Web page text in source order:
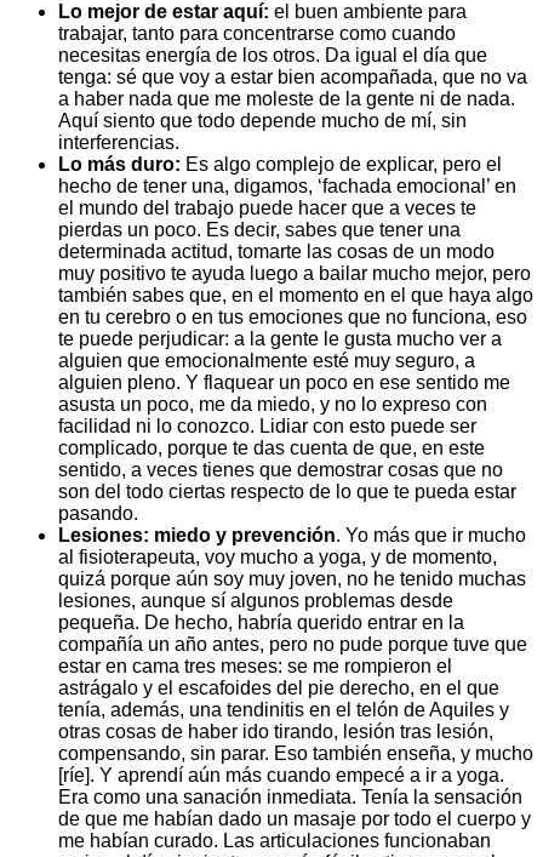
Lo mejor de estar aquí: el buen ambiente para
trabajar, tanto para concentrarse como cuando
necesitas energía de los otros. Da igual el día que
tenga: sé que voy a estar bien acompañada, que no va
a haber nada que me moleste de la gente ni de nada.
Aquí siento que todo depende mucho de mí, sin
interferencias.
Lo más duro: Es algo complejo de explicar, pero el
hecho de tener una, digamos, ‘fachada emocional’ en
el mundo del trabajo puede hacer que a veces te
pierdas un poco. Es decir, sabes que tener una
determinada actitud, tomarte las cosas de un modo
muy positivo te ayuda luego a bailar mucho mejor, pero
también sabes que, en el momento en el que haya algo
en tu cerebro o en tus emociones que no funciona, eso
te puede perjudicar: a la gente le gusta mucho ver a
alguien que emocionalmente esté muy seguro, a
alguien pleno. Y flaquear un poco en ese sentido me
asusta un poco, me da miedo, y no lo expreso con
facilidad ni lo conozco. Lidiar con esto puede ser
complicado, porque te das cuenta de que, en este
sentido, a veces tienes que demostrar cosas que no
son del todo ciertas respecto de lo que te pueda estar
pasando.
Lesiones: miedo y prevención. Yo más que ir mucho
al fisioterapeuta, voy mucho a yoga, y de momento,
quizá porque aún soy muy joven, no he tenido muchas
lesiones, aunque sí algunos problemas desde
pequeña. De hecho, habría querido entrar en la
compañía un año antes, pero no pude porque tuve que
estar en cama tres meses: se me rompieron el
astrágalo y el escafoides del pie derecho, en el que
tenía, además, una tendinitis en el telón de Aquiles y
otras cosas de haber ido tirando, lesión tras lesión,
compensando, sin parar. Eso también enseña, y mucho
[ríe]. Y aprendí aún más cuando empecé a ir a yoga.
Era como una sanación inmediata. Tenía la sensación
de que me habían dado un masaje por todo el cuerpo y
me habían curado. Las articulaciones funcionaban